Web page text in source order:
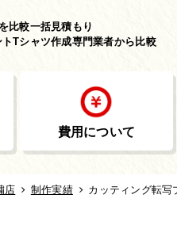
比較一括見積もり
Tシャツ作成専門業者から比較
費用について
店 制作実績 カッティング転写